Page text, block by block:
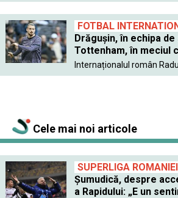
FOTBAL
Drăgușin, în echipa
Tottenham, în meciul
Internaționalul român
Cele mai noi articole
SUPERLIGA ROMANIEI
Șumudică, despre
a Rapidului: „E un